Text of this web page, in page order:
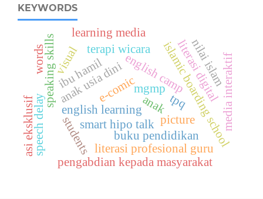
KEYWORDS
english camp
english learning islamic boarding school
speaking skills
students
buku pendidikan
literasi profesional guru
mgmp
pengabdian kepada masyarakat
anak usia dini media interaktif
smart hipo talk
speech delay
terapi wicara
e-comic
learning media
anak
literasi digital
nilai islam
tpq
asi eksklusif
ibu hamil
picture
visual
words